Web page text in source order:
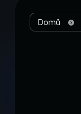
Domů